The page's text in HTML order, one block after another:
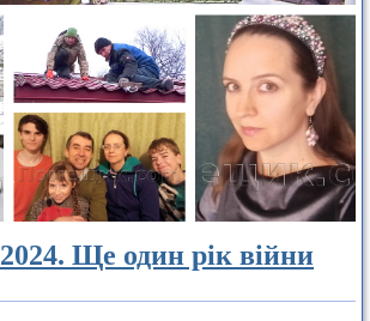
2024. Ще один рік війни